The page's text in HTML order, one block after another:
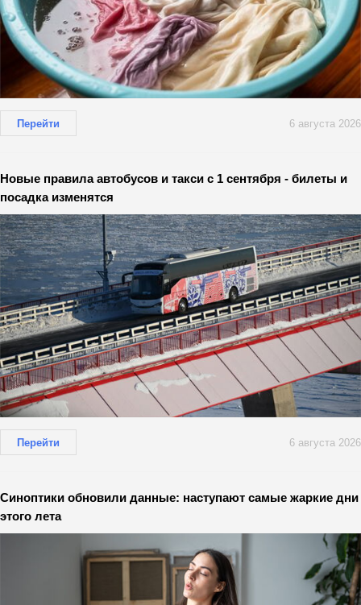
Перейти 6 августа 2026
Новые правила автобусов и такси с 1 сентября - билеты и
посадка изменятся
Перейти 6 августа 2026
Синоптики обновили данные: наступают самые жаркие дни
этого лета